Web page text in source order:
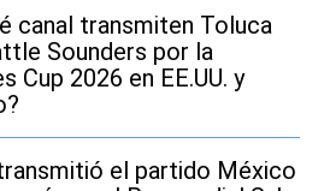
canal transmiten Toluca
Sounders por la
Cup 2026 en EE.UU. y
el partido México